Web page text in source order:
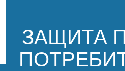
ЗАЩИТА